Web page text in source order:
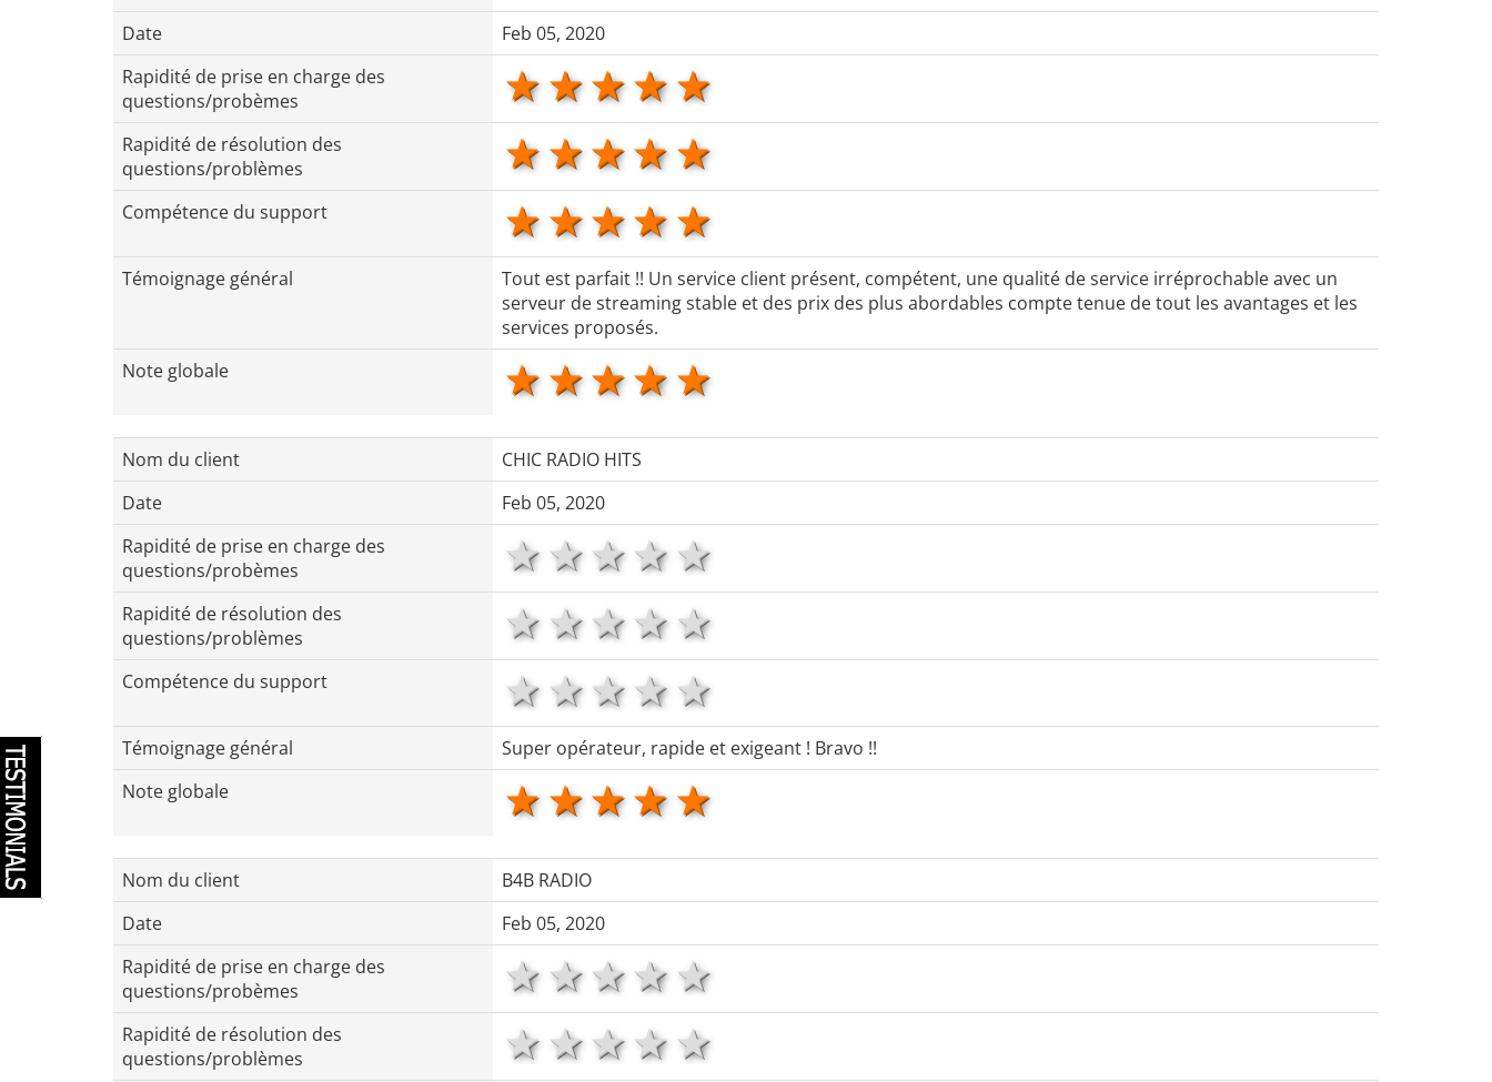
Date
Feb 05, 2020
Rapidité de prise en charge des
questions/probèmes
4 stars
3 stars
2 stars
1 star
Rapidité de résolution des
questions/problèmes
4 stars
3 stars
2 stars
1 star
Compétence du support 4 stars
3 stars
2 stars
1 star
Témoignage général
Tout est parfait !! Un service client présent, compétent, une qualité de service irréprochable avec un
serveur de streaming stable et des prix des plus abordables compte tenue de tout les avantages et les
services proposés.
Note globale
4 stars
3 stars
2 stars
1 star
Nom du client
CHIC RADIO HITS
Date
Feb 05, 2020
Rapidité de prise en charge des
questions/probèmes
4 stars
3 stars
2 stars
1 star
Rapidité de résolution des
questions/problèmes
4 stars
3 stars
2 stars
1 star
Compétence du support 4 stars
3 stars
2 stars
1 star
Témoignage général
Super opérateur, rapide et exigeant ! Bravo !!
Note globale
4 stars
3 stars
2 stars
1 star
Nom du client
B4B RADIO
Date
Feb 05, 2020
Rapidité de prise en charge des
questions/probèmes
4 stars
3 stars
2 stars
1 star
Rapidité de résolution des
questions/problèmes
4 stars
3 stars
2 stars
1 star